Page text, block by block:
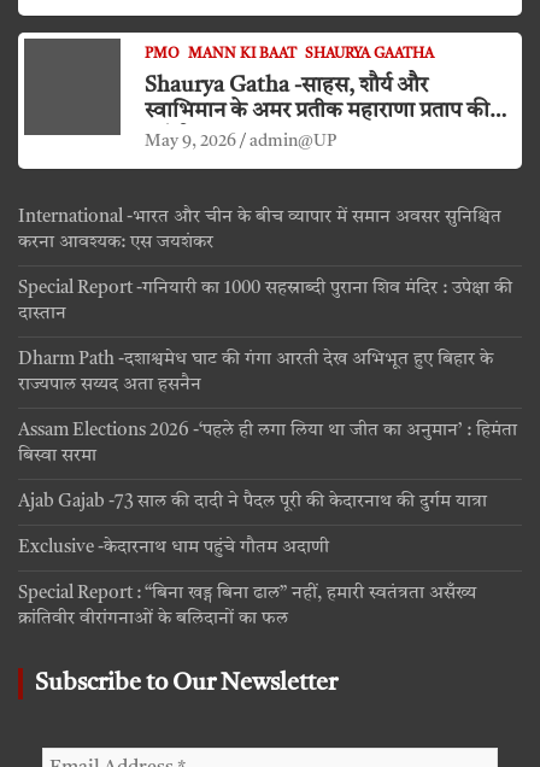
PMO MANN KI BAAT SHAURYA GAATHA
Shaurya Gatha -साहस, शौर्य और
स्वाभिमान के अमर प्रतीक महाराणा प्रताप की
जयंती
May 9, 2026 admin@UP
International -भारत और चीन के बीच व्यापार में समान अवसर सुनिश्चित
करना आवश्यक: एस जयशंकर
Special Report -गनियारी का 1000 सहस्राब्दी पुराना शिव मंदिर : उपेक्षा की
दास्तान
Dharm Path -दशाश्वमेध घाट की गंगा आरती देख अभिभूत हुए बिहार के
राज्यपाल सय्यद अता हसनैन
Assam Elections 2026 -‘पहले ही लगा लिया था जीत का अनुमान’ : हिमंता
बिस्वा सरमा
Ajab Gajab -73 साल की दादी ने पैदल पूरी की केदारनाथ की दुर्गम यात्रा
Exclusive -केदारनाथ धाम पहुंचे गौतम अदाणी
Special Report : “बिना खड्ग बिना ढाल” नहीं, हमारी स्वतंत्रता असँख्य
क्रांतिवीर वीरांगनाओं के बलिदानों का फल
Subscribe to Our Newsletter